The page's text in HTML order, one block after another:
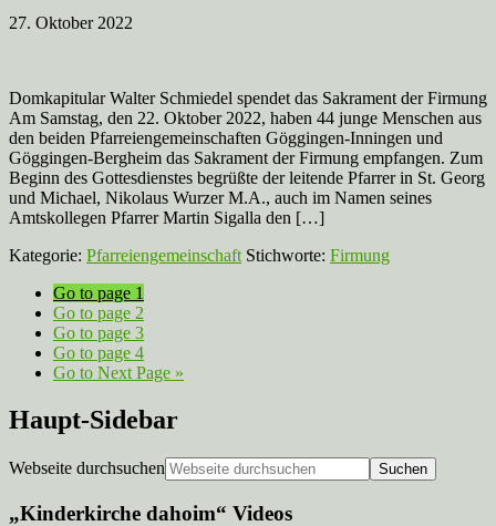
27. Oktober 2022
Domkapitular Walter Schmiedel spendet das Sakrament der Firmung
Am Samstag, den 22. Oktober 2022, haben 44 junge Menschen aus
den beiden Pfarreiengemeinschaften Göggingen-Inningen und
Göggingen-Bergheim das Sakrament der Firmung empfangen. Zum
Beginn des Gottesdienstes begrüßte der leitende Pfarrer in St. Georg
und Michael, Nikolaus Wurzer M.A., auch im Namen seines
Amtskollegen Pfarrer Martin Sigalla den […]
Kategorie: Pfarreiengemeinschaft Stichworte: Firmung
Go to page 1
Go to page 2
Go to page 3
Go to page 4
Go to Next Page »
Haupt-Sidebar
Webseite durchsuchen
„Kinderkirche dahoim“ Videos